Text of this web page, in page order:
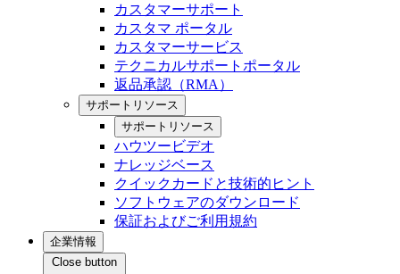
カスタマーサポート
カスタマ ポータル
カスタマーサービス
テクニカルサポートポータル
返品承認（RMA）
サポートリソース
サポートリソース
ハウツービデオ
ナレッジベース
クイックカードと技術的ヒント
ソフトウェアのダウンロード
保証およびご利用規約
企業情報
Close button